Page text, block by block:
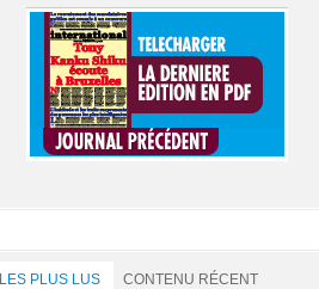
LES PLUS LUS CONTENU RÉCENT